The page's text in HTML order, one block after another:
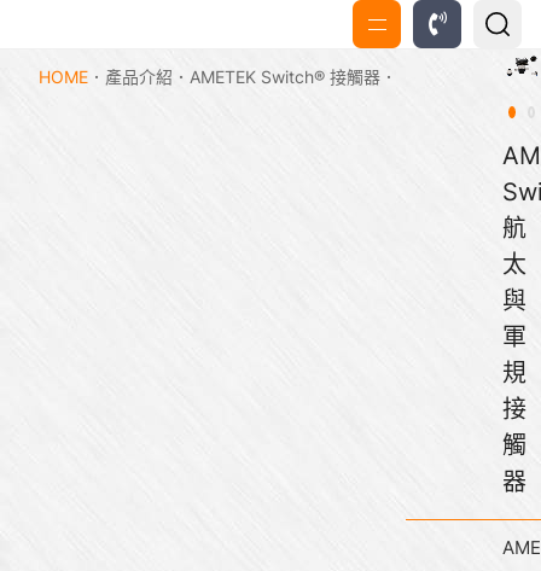
HOME 產品介紹 AMETEK Switch® 接觸器
航
太
與
軍
規
接
觸
器